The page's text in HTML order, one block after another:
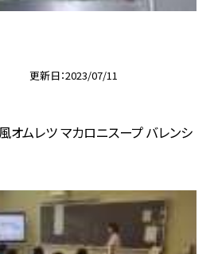
更新日 2023/07/11
オムレツ マカロニスープ バレンシ